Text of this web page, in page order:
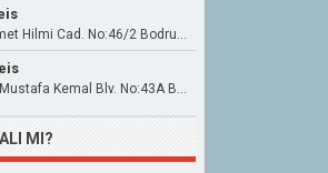
Turgutreis Mah. Mehmet Hilmi Cad. No:46/2 Bodrum/Muğla
Turgutreis Mah. Gazi Mustafa Kemal Blv. No:43A Bodrum
MI?